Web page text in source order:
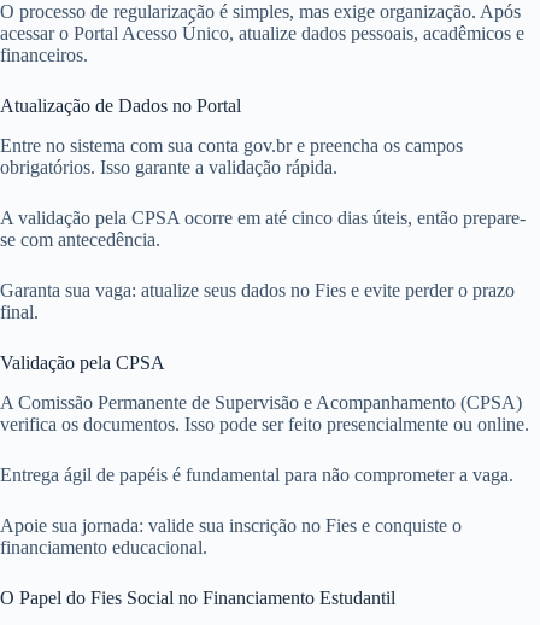
O processo de regularização é simples, mas exige organização. Após
acessar o Portal Acesso Único, atualize dados pessoais, acadêmicos e
financeiros.
Atualização de Dados no Portal
Entre no sistema com sua conta gov.br e preencha os campos
obrigatórios. Isso garante a validação rápida.
A validação pela CPSA ocorre em até cinco dias úteis, então prepare-
se com antecedência.
Garanta sua vaga: atualize seus dados no Fies e evite perder o prazo
final.
Validação pela CPSA
A Comissão Permanente de Supervisão e Acompanhamento (CPSA)
verifica os documentos. Isso pode ser feito presencialmente ou online.
Entrega ágil de papéis é fundamental para não comprometer a vaga.
Apoie sua jornada: valide sua inscrição no Fies e conquiste o
financiamento educacional.
O Papel do Fies Social no Financiamento Estudantil